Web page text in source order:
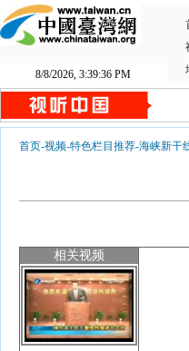
8/8/2026, 3:39:37 PM
首页-视频-特色栏目推荐-海峡新干
相关视频